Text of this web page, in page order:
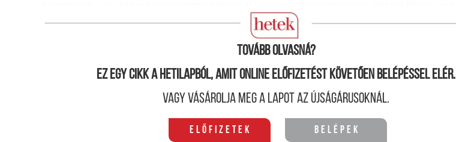
leérettségizett volna, hősies helyt­állásáért kétszer is megkapta a Vitézek Érdemkeresztjét.
Tovább olvasná?
Ez egy cikk a hetilapból, amit online előfizetést követően belépéssel elér.
Vagy vásárolja meg a lapot az újságárusoknál.
Előfizetek Belépek